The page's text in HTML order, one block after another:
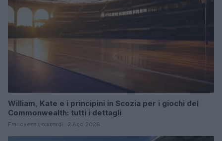
William, Kate e i principini in Scozia per i giochi del
Commonwealth: tutti i dettagli
Francesca Lombardi · 2 Ago 2026